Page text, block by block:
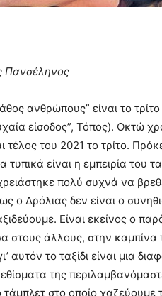
Πανσέληνος
ανθρώπους” είναι το
είσοδος”, Τόπος). Οκτώ
τέλος του 2021 το τρίτο.
τυπικά είναι η εμπειρία του
πολύ συχνά να
ο Δρόλιας δεν είναι ο
Είναι εκείνος ο
στους άλλους, στην
αυτόν το ταξίδι είναι μια
της
στο οποίο χαζεύουμε